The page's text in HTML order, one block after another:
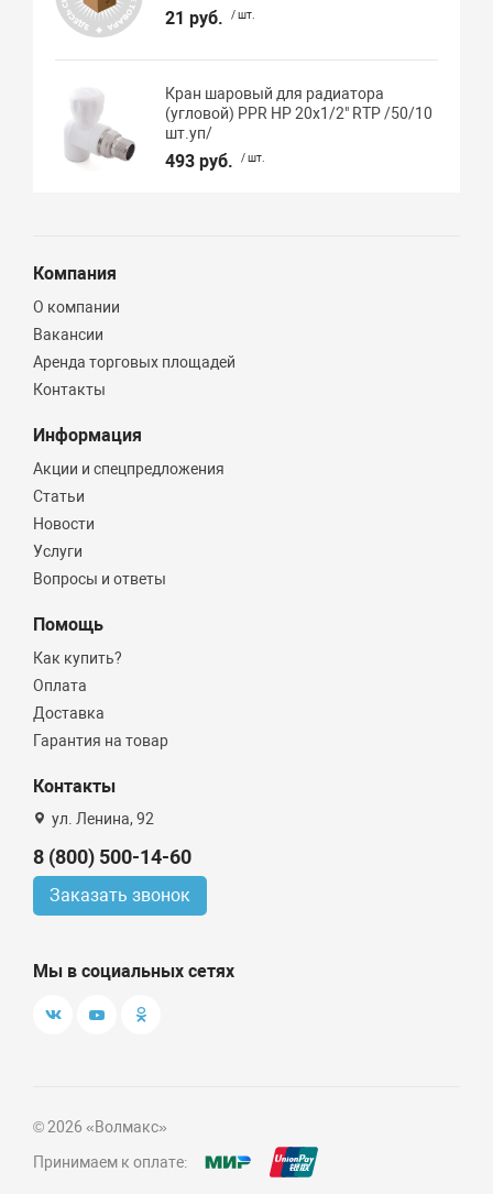
21 руб. / шт.
Кран шаровый для радиатора
(угловой) PPR НР 20х1/2" RTP /50/10
шт.уп/
493 руб. / шт.
Компания
О компании
Вакансии
Аренда торговых площадей
Контакты
Информация
Акции и спецпредложения
Статьи
Новости
Услуги
Вопросы и ответы
Помощь
Как купить?
Оплата
Доставка
Гарантия на товар
Контакты
ул. Ленина, 92
8 (800) 500-14-60
Заказать звонок
Мы в социальных сетях
© 2026 «Волмакс»
Принимаем к оплате: